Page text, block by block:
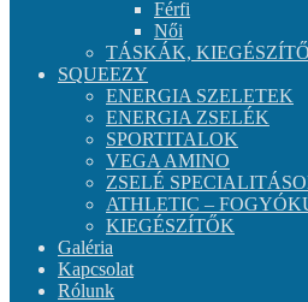
Férfi
Női
TÁSKÁK,
SQUEEZY
ENERGIA SZELETEK
ENERGIA ZSELÉK
SPORTITALOK
VEGA AMINO
ZSELÉ
ATHLETIC –
KIEGÉSZÍTŐK
Galéria
Kapcsolat
Rólunk